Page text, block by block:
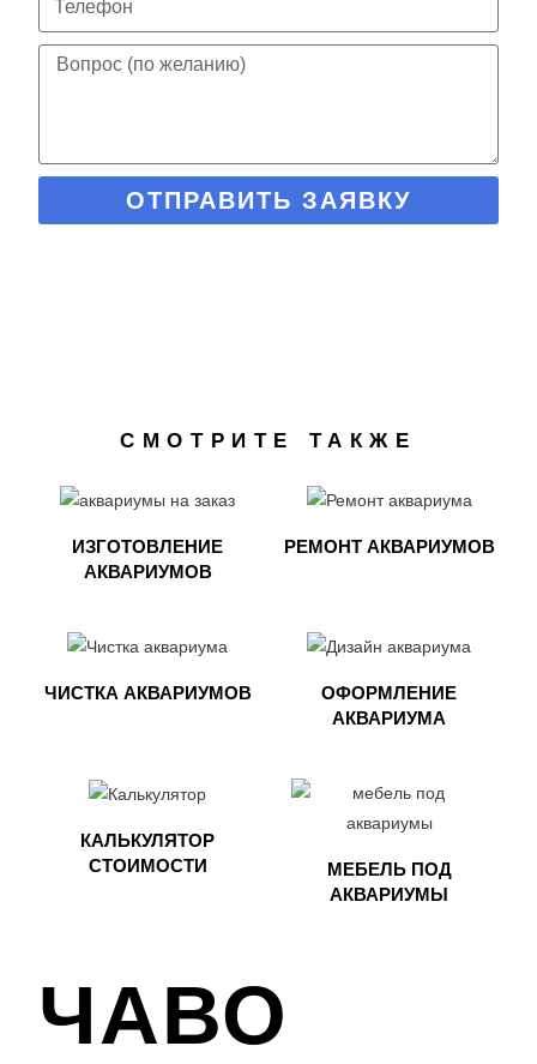
ОТПРАВИТЬ ЗАЯВКУ
СМОТРИТЕ ТАКЖЕ
ИЗГОТОВЛЕНИЕ
АКВАРИУМОВ
РЕМОНТ АКВАРИУМОВ
ЧИСТКА АКВАРИУМОВ
ОФОРМЛЕНИЕ
АКВАРИУМА​
КАЛЬКУЛЯТОР
СТОИМОСТИ
МЕБЕЛЬ ПОД
АКВАРИУМЫ​
ЧАВО